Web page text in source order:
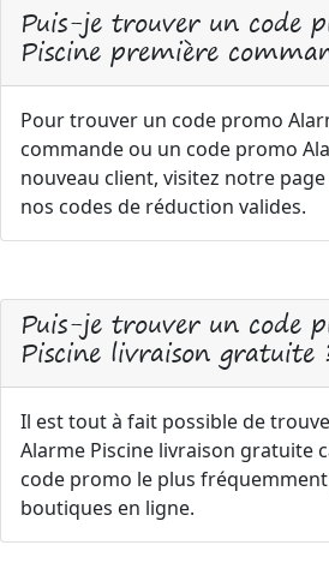
Puis-je trouver un code
Piscine première
Pour trouver un code promo
commande ou un code promo
nouveau client, visitez notre
nos codes de réduction valides.
Puis-je trouver un code
Piscine livraison gratuite
Il est tout à fait possible de
Alarme Piscine livraison gratuite
code promo le plus
boutiques en ligne.